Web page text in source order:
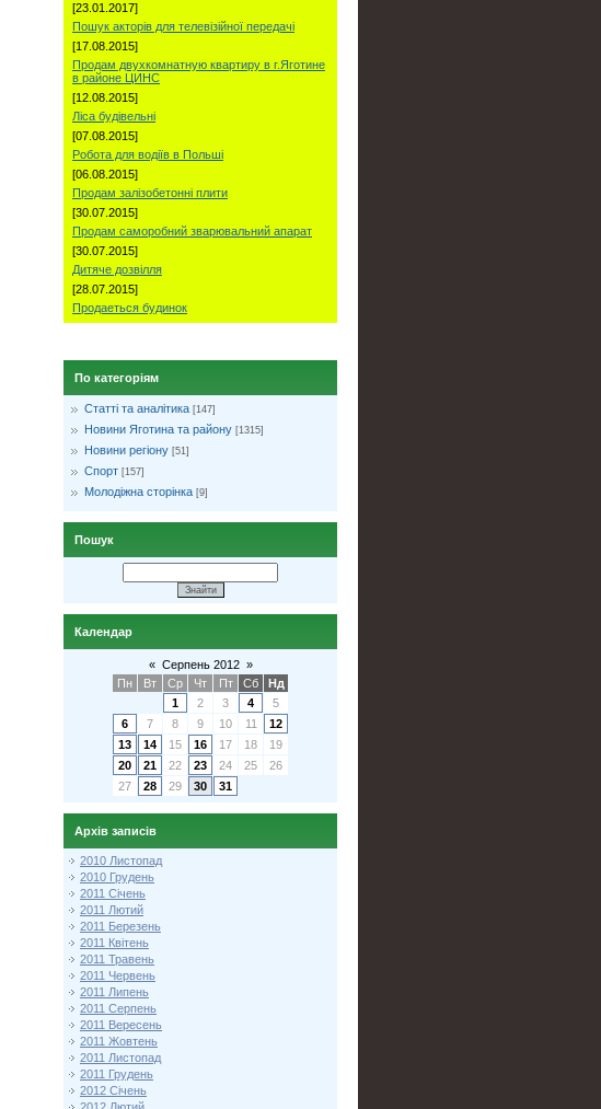
[23.01.2017]
Пошук акторів для телевізійної передачі
[17.08.2015]
Продам двухкомнатную квартиру в г.Яготине
в районе ЦИНС
[12.08.2015]
Ліса будівельні
[07.08.2015]
Робота для водіїв в Польші
[06.08.2015]
Продам залізобетонні плити
[30.07.2015]
Продам саморобний зварювальний апарат
[30.07.2015]
Дитяче дозвілля
[28.07.2015]
Продаеться будинок
По категоріям
Статті та аналітика [147]
Новини Яготина та району [1315]
Новини регіону [51]
Спорт [157]
Молодіжна сторінка [9]
Пошук
Календар
« Серпень 2012 »
Пн
Вт Ср Чт Пт Сб
Нд
1
2 3 4
5
6
7 8 9 10 11
12
13
14 15 16 17 18
19
20
21 22 23 24 25
26
27
28 29 30 31
Архів записів
2010 Листопад
2010 Грудень
2011 Січень
2011 Лютий
2011 Березень
2011 Квітень
2011 Травень
2011 Червень
2011 Липень
2011 Серпень
2011 Вересень
2011 Жовтень
2011 Листопад
2011 Грудень
2012 Січень